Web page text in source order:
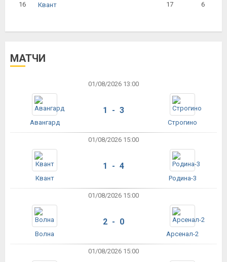
16 Квант 17 6
МАТЧИ
01/08/2026 13:00
Авангард
1 - 3
Строгино
01/08/2026 15:00
Квант
1 - 4
Родина-3
01/08/2026 15:00
Волна
2 - 0
Арсенал-2
01/08/2026 15:00